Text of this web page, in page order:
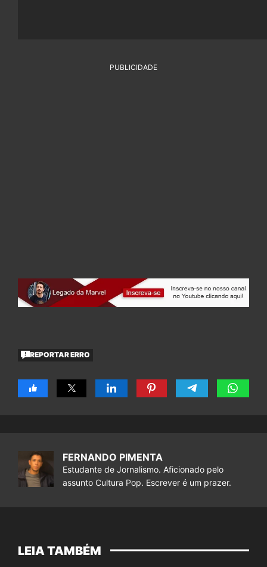
PUBLICIDADE
REPORTAR ERRO
FERNANDO PIMENTA
Estudante de Jornalismo. Aficionado pelo
assunto Cultura Pop. Escrever é um prazer.
LEIA TAMBÉM